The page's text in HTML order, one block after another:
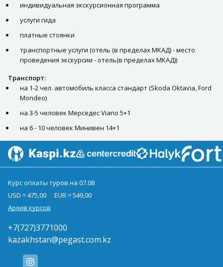
индивидуальная экскурсионная программа
услуги гида
платные стоянки
транспортные услуги (отель (в пределах МКАД) - место
проведения экскурсии - отель(в пределах МКАД))
Транспорт:
на 1-2 чел. автомобиль класса стандарт (Skoda Oktavia, Ford
Mondeo)
на 3-5 человек Мерседес Viano 5+1
на 6 - 10 человек Минивен 14+1
Курс оплаты туров на 07.08
USD = 475,00
EUR = 549,00
Архив курсов
+7(727)3771000
kazakhstan@pegast.com.kz